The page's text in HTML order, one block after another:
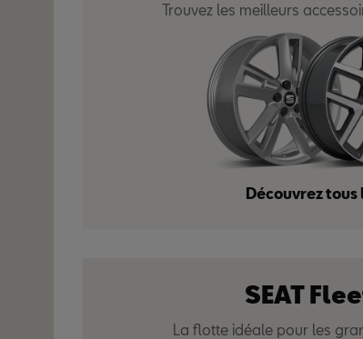
SEAT
Trouvez les meilleurs
Découvrez tous
SEAT
La flotte idéale pour les